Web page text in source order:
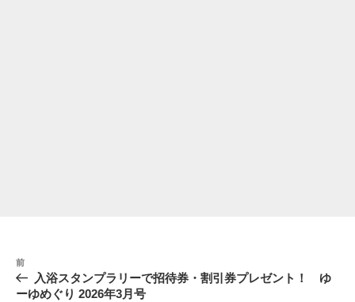
投
稿
ナ
前
の
投
前
入浴スタンプラリーで招待券・割引券プレゼント！ ゆ
ーゆめぐり 2026年3月号